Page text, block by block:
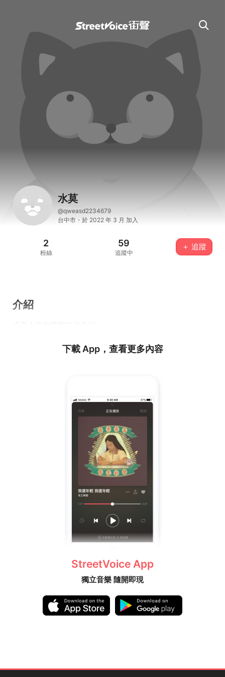
水莫
@qweasd2234679
台中市・於 2022 年 3 月 加入
2
粉絲
59
追蹤中
＋ 追蹤
介紹
下載 App，查看更多內容
StreetVoice App
獨立音樂 隨開即現